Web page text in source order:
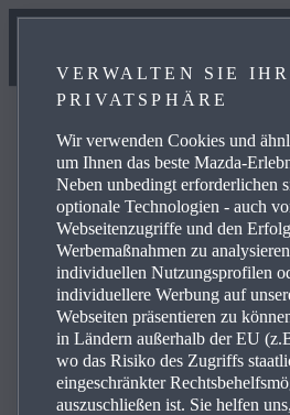
Weitere Informationen zur
Energiekosten, KFZ-Steuer und
unterwww.mazda.de/
VERWALTEN SIE
PRIVATSPHÄRE
Wir verwenden Cookies und
um Ihnen das beste Mazda-
Neben unbedingt erforderlichen
optionale Technologien - auch
Webseitenzugriffe und den
Werbemaßnahmen zu
individuellen Nutzungsprofilen
individuellere Werbung auf
Webseiten präsentieren zu
in Ländern außerhalb der EU
wo das Risiko des Zugriffs
eingeschränkter
auszuschließen ist. Sie helfen